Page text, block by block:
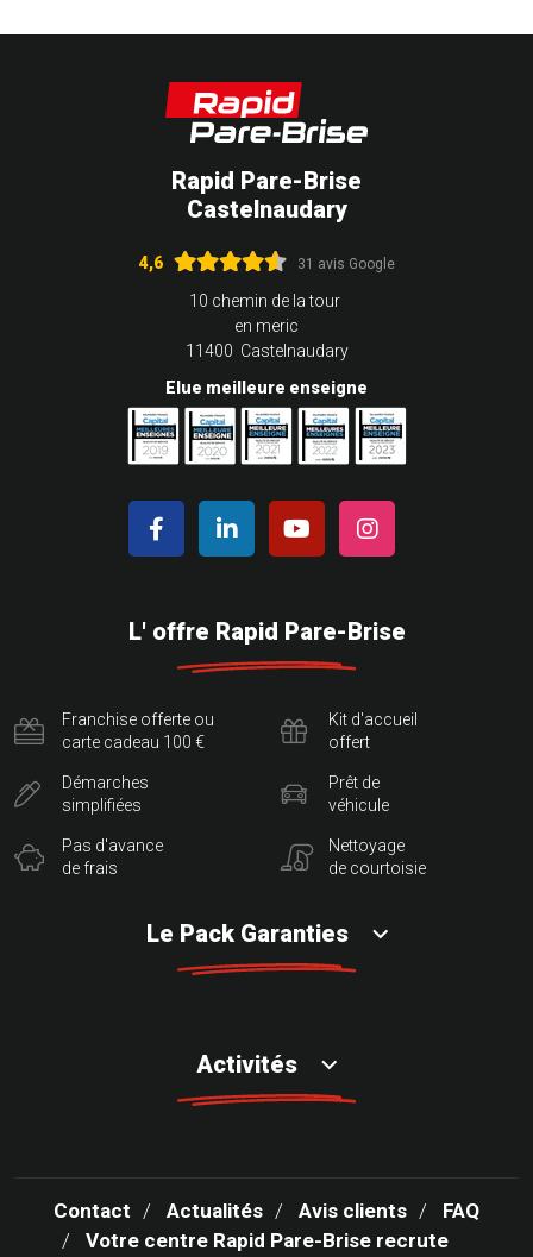
Rapid Pare-Brise
Castelnaudary
4,6 31 avis Google
10 chemin de la tour
en meric
11400 Castelnaudary
Elue meilleure enseigne
L' offre Rapid Pare-Brise
Franchise offerte ou
carte cadeau 100 €
Démarches
simplifiées
Pas d'avance
de frais
Kit d'accueil
offert
Prêt de
véhicule
Nettoyage
de courtoisie
Le Pack Garanties
Activités
Contact Actualités Avis clients
FAQ
Votre centre Rapid Pare-Brise recrute